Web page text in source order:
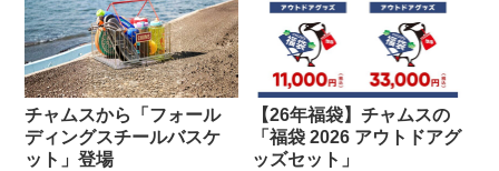
チャムスから「フォール
ディングスチールバスケ
ット」登場
【26年福袋】チャムスの
「福袋 2026 アウトドアグ
ッズセット」